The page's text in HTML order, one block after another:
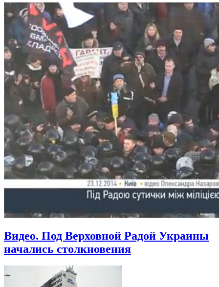
Видео. Под Верховной Радой Украины
начались столкновения